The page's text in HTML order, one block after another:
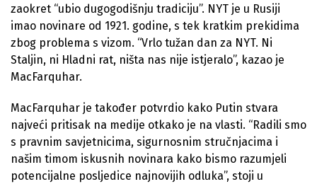
zaokret “ubio dugogodišnju tradiciju”. NYT je u Rusiji
imao novinare od 1921. godine, s tek kratkim prekidima
zbog problema s vizom. “Vrlo tužan dan za NYT. Ni
Staljin, ni Hladni rat, ništa nas nije istjeralo”, kazao je
MacFarquhar.
MacFarquhar je također potvrdio kako Putin stvara
najveći pritisak na medije otkako je na vlasti. “Radili smo
s pravnim savjetnicima, sigurnosnim stručnjacima i
našim timom iskusnih novinara kako bismo razumjeli
potencijalne posljedice najnovijih odluka”, stoji u